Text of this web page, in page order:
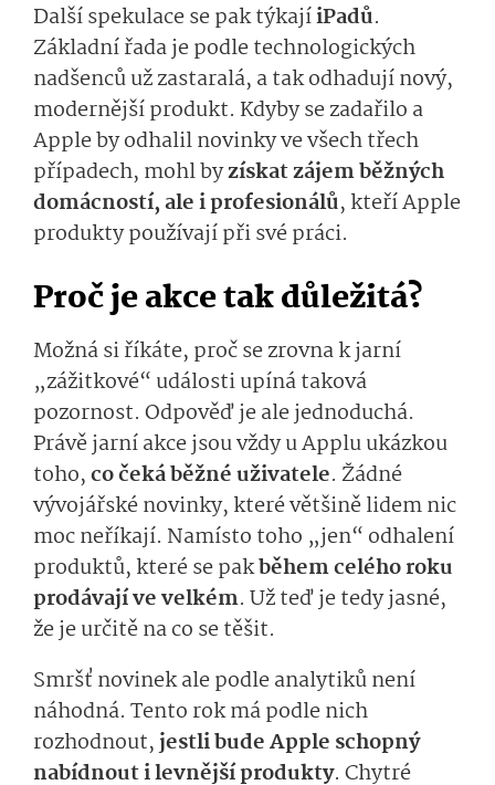
Další spekulace se pak týkajíiPadů.
Základní řada je podle technologických
nadšenců už zastaralá, a tak odhadují nový,
modernější produkt. Kdyby se zadařilo a
Apple by odhalil novinky ve všech třech
případech, mohl byzískat zájem běžných
domácností, ale i profesionálů, kteří Apple
produkty používají při své práci.
Proč je akce tak důležitá?
Možná si říkáte, proč se zrovna k jarní
„zážitkové“ události upíná taková
pozornost. Odpověď je ale jednoduchá.
Právě jarní akce jsou vždy u Applu ukázkou
toho,co čeká běžné uživatele. Žádné
vývojářské novinky, které většině lidem nic
moc neříkají. Namísto toho „jen“ odhalení
produktů, které se pakběhem celého roku
prodávají ve velkém. Už teď je tedy jasné,
že je určitě na co se těšit.
Smršť novinek ale podle analytiků není
náhodná. Tento rok má podle nich
rozhodnout,jestli bude Apple schopný
nabídnout i levnější produkty. Chytré